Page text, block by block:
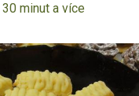
30 minut a více